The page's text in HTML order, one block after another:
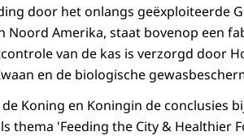
door het onlangs geëxploiteerde
Noord Amerika, staat bovenop een
van de kas is verzorgd door
en de biologische
Koning en Koningin de conclusies
thema 'Feeding the City & Healthier